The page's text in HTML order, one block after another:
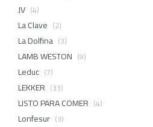
JV (4)
La Clave (2)
La Dolfina (3)
LAMB WESTON (9)
Leduc (7)
LEKKER (33)
LISTO PARA COMER (4)
Lonfesur (3)